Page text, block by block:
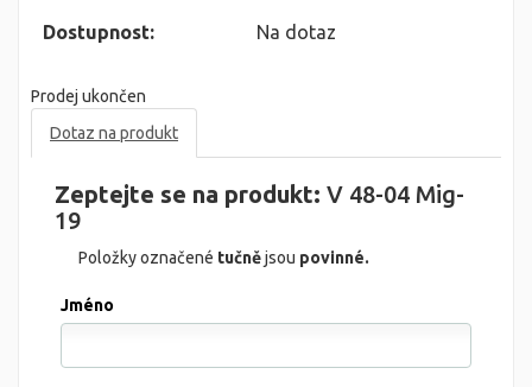
Dostupnost: Na dotaz
Prodej ukončen
Dotaz na produkt
Zeptejte se na produkt: V 48-04 Mig-
19
Položky označené tučnějsou povinné.
Jméno